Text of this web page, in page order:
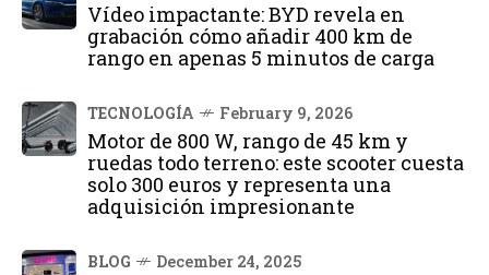
Vídeo impactante: BYD revela en
grabación cómo añadir 400 km de
rango en apenas 5 minutos de carga
TECNOLOGÍA February 9, 2026
Motor de 800 W, rango de 45 km y
ruedas todo terreno: este scooter cuesta
solo 300 euros y representa una
adquisición impresionante
BLOG December 24, 2025